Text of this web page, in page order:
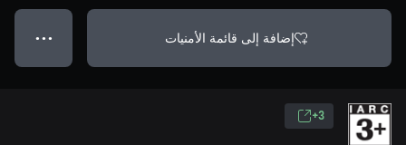
إضافة إلى قائمة الأمنيات ● ● ●
3+